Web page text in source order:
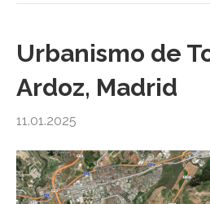
Urbanismo de
Ardoz, Madrid
11.01.2025